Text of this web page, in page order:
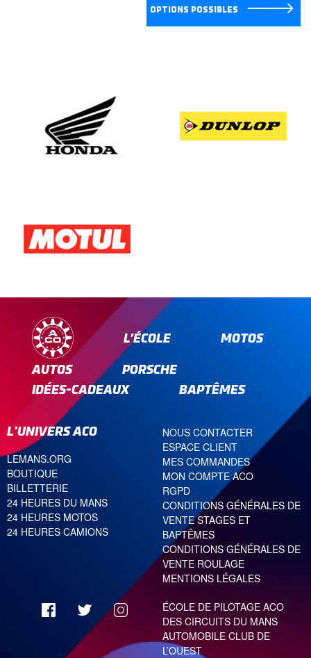
OPTIONS POSSIBLES
L’ÉCOLE
MOTOS
AUTOS
PORSCHE
IDÉES-CADEAUX
BAPTÊMES
L'UNIVERS ACO
LEMANS.ORG
BOUTIQUE
BILLETTERIE
24 HEURES DU MANS
24 HEURES MOTOS
24 HEURES CAMIONS
NOUS CONTACTER
ESPACE CLIENT
MES COMMANDES
MON COMPTE ACO
RGPD
CONDITIONS GÉNÉRALES DE
VENTE STAGES ET
BAPTÊMES
CONDITIONS GÉNÉRALES DE
VENTE ROULAGE
MENTIONS LÉGALES
ÉCOLE DE PILOTAGE ACO
DES CIRCUITS DU MANS
AUTOMOBILE CLUB DE
L’OUEST